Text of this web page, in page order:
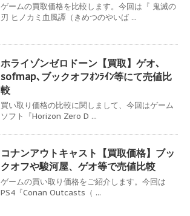
ゲームの買取価格を比較します。今回は『 鬼滅の
刃 ヒノカミ血風譚（きめつのやいば ...
ホライゾンゼロドーン【買取】ゲオ､
sofmap､ブックオフｵﾝﾗｲﾝ等にて売値比
較
買い取り価格の比較に関しまして、今回はゲーム
ソフト『Horizon Zero D ...
コナンアウトキャスト【買取価格】ブッ
クオフや駿河屋、ゲオ等で売値比較
ゲームの買い取り価格をご紹介します。今回は
PS4『Conan Outcasts（ ...